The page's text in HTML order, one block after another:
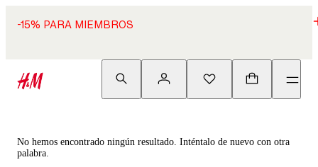
-15% PARA MIEMBROS
No hemos encontrado ningún resultado. Inténtalo de nuevo con otra
palabra.